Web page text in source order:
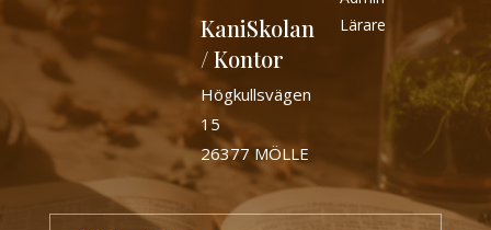
KaniSkolan
/ Kontor
Högkullsvägen
15
26377 MÖLLE
Lärare